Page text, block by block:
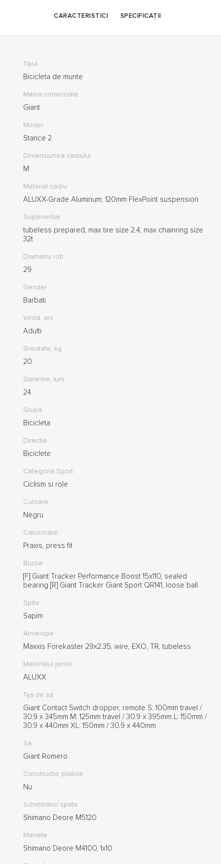
CARACTERISTICI SPECIFICAȚII
Tipul
Bicicleta de munte
Marca comerciala
Giant
Model
Stance 2
Dimensiunea cadrului
M
Material cadru
ALUXX-Grade Aluminum, 120mm FlexPoint suspension
Suplimentar
tubeless prepared, max tire size 2.4, max chainring size
32t
Diametru roti
29
Gender
Barbati
Virsta, ani
Adulti
Greutate, kg
20
Garantie, luni
24
Grupa
Bicicleta
Directia
Biciclete
Categoria Sport
Ciclism si role
Culoare
Negru
Carucioare
Praxis, press fit
Bucse
[F] Giant Tracker Performance Boost 15x110, sealed
bearing [R] Giant Tracker Giant Sport QR141, loose ball
Spite
Sapim
Anvelope
Maxxis Forekaster 29x2.35, wire, EXO, TR, tubeless
Materialul jantei
ALUXX
Tija de sa
Giant Contact Switch dropper, remote S: 100mm travel /
30.9 x 345mm M: 125mm travel / 30.9 x 395mm L: 150mm /
30.9 x 440mm XL: 150mm / 30.9 x 440mm
Sa
Giant Romero
Constructie pliabila
Nu
Schimbator spate
Shimano Deore M5120
Manete
Shimano Deore M4100, 1x10